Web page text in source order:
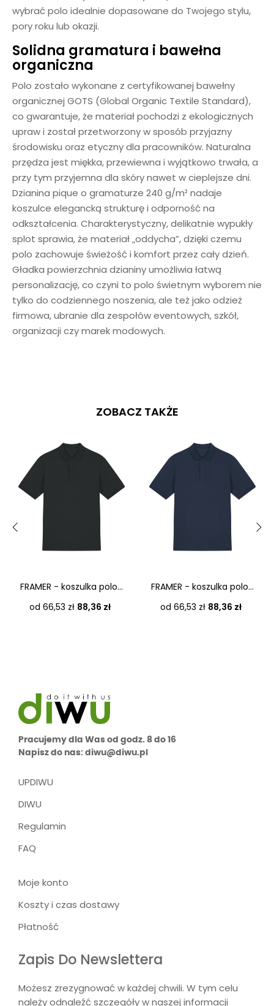
wybrać polo idealnie dopasowane do Twojego stylu,
pory roku lub okazji.
Solidna gramatura i bawełna
organiczna
Polo zostało wykonane z certyfikowanej bawełny
organicznej GOTS (Global Organic Textile Standard),
co gwarantuje, że materiał pochodzi z ekologicznych
upraw i został przetworzony w sposób przyjazny
środowisku oraz etyczny dla pracowników. Naturalna
przędza jest miękka, przewiewna i wyjątkowo trwała, a
przy tym przyjemna dla skóry nawet w cieplejsze dni.
Dzianina pique o gramaturze 240 g/m² nadaje
koszulce elegancką strukturę i odporność na
odkształcenia. Charakterystyczny, delikatnie wypukły
splot sprawia, że materiał „oddycha”, dzięki czemu
polo zachowuje świeżość i komfort przez cały dzień.
Gładka powierzchnia dzianiny umożliwia łatwą
personalizację, co czyni to polo świetnym wyborem nie
tylko do codziennego noszenia, ale też jako odzież
firmowa, ubranie dla zespołów eventowych, szkół,
organizacji czy marek modowych.
ZOBACZ TAKŻE
FRAMER - koszulka polo...
od 66,53 zł Cena
88,36 zł
FRAMER - koszulka polo...
od 66,53 zł Cena
88,36 zł
Pracujemy dla Was od godz. 8 do 16
Napisz do nas: diwu@diwu.pl
UPDIWU
DIWU
Regulamin
FAQ
Moje konto
Koszty i czas dostawy
Płatność
Zapis Do Newslettera
Możesz zrezygnować w każdej chwili. W tym celu
należy odnaleźć szczegóły w naszej informacji